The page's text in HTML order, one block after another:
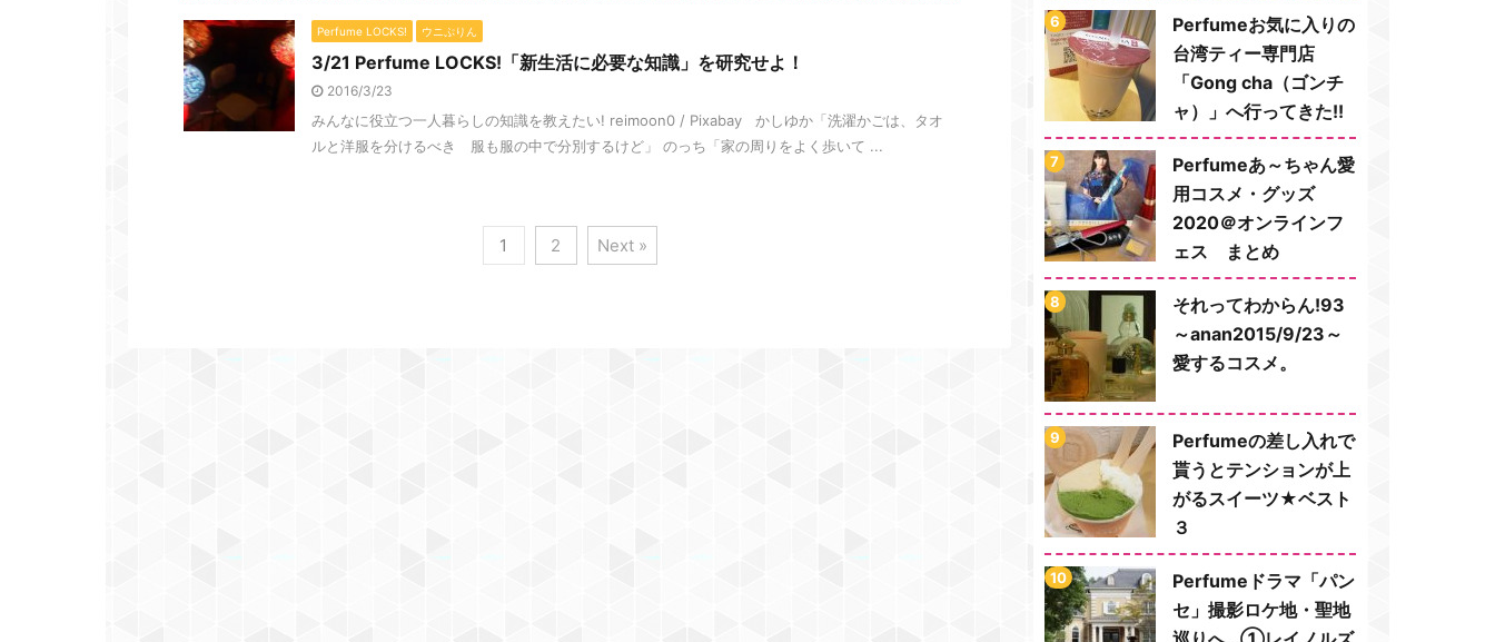
Perfume LOCKS! ウニぷりん
3/21 Perfume LOCKS!「新生活に必要な知識」を研究せよ！
2016/3/23
みんなに役立つ一人暮らしの知識を教えたい! reimoon0 / Pixabay かしゆか「洗濯かごは、タオ
ルと洋服を分けるべき 服も服の中で分別するけど」 のっち「家の周りをよく歩いて ...
1 2 Next »
Perfumeお気に入りの
台湾ティー専門店
「Gong cha（ゴンチ
ャ）」へ行ってきた!!
Perfumeあ～ちゃん愛
用コスメ・グッズ
2020＠オンラインフ
ェス まとめ
それってわからん!93
～anan2015/9/23～
愛するコスメ。
Perfumeの差し入れで
貰うとテンションが上
がるスイーツ★ベスト
３
Perfumeドラマ「パン
セ」撮影ロケ地・聖地